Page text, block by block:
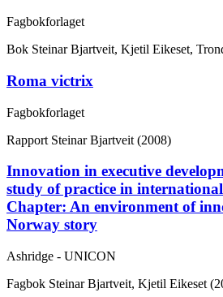
Fagbokforlaget
Bok Steinar Bjartveit, Kjetil Eikeset,
Roma victrix
Fagbokforlaget
Rapport Steinar Bjartveit (2008)
Innovation in executive
study of practice in international
Chapter: An environment of
Norway story
Ashridge - UNICON
Fagbok Steinar Bjartveit, Kjetil Eikeset